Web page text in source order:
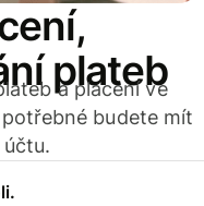
plateb
a placení ve
budete mít